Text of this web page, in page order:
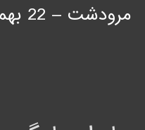
مرودشت – 22 بهمن شمالی